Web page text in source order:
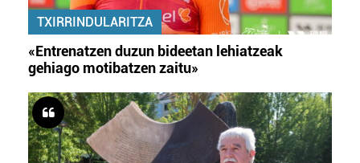
TXIRRINDULARITZA
«Entrenatzen duzun bideetan lehiatzeak
gehiago motibatzen zaitu»